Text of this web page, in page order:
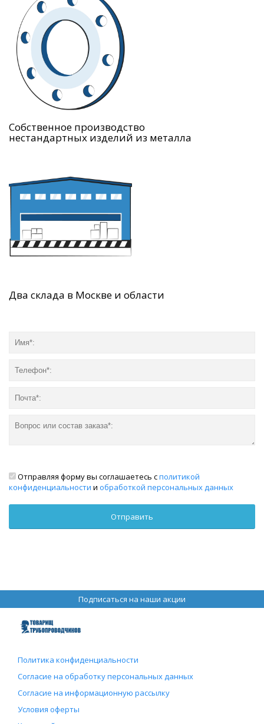
Собственное производство
нестандартных изделий из металла
Два склада в Москве и области
Отправляя форму вы соглашаетесь сполитикой
конфиденциальности и обработкой персональных данных
Подписаться на наши акции
Политика конфиденциальности
Согласие на обработку персональных данных
Согласие на информационную рассылку
Условия оферты